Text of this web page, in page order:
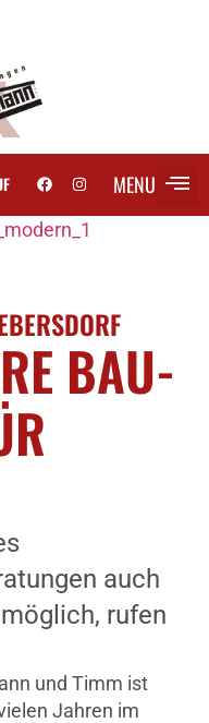
MENU
BAU-
auch
rufen
und Timm ist
Jahren im